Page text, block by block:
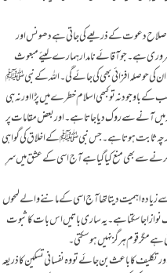
اور اصلاح دعوت کے ذریعے کی جاتی ہے دھونس اور
ہے۔ جو آقائے نامدار ہمارے لیئے مبعوث
ان کی حوصلہ افزائی بھی کی جائے گی۔ اللہ کے نبی ﷺ
باوجود نہ تو کبھی اسلام خطرے میں پڑا اور نہ ہی
آنے سے روک دیا جاتا ہے۔ اور بعض مقامات پر
اور مورچہ ثابت ہوتا ہے۔ جس نبی ﷺ کے اخلاق کی گواہی
سے بھی منع کیا گیا ہے آج اسی کے عشق میں سرِ
زیادہ اہمیت دیتا تھا آج اسی کے ماننے والے لمحوں
جا سکتا ہے۔ یہ ساری باتیں اس بات کا ثبوت
مگر قوم ہرگز نہیں ہو سکتی۔
کا باعث بن جائے تو وہ نفسانی تسکین کا ذریعہ